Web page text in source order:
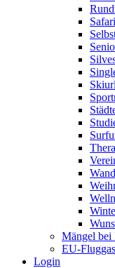
Safari
Mängel bei
EU-
Login